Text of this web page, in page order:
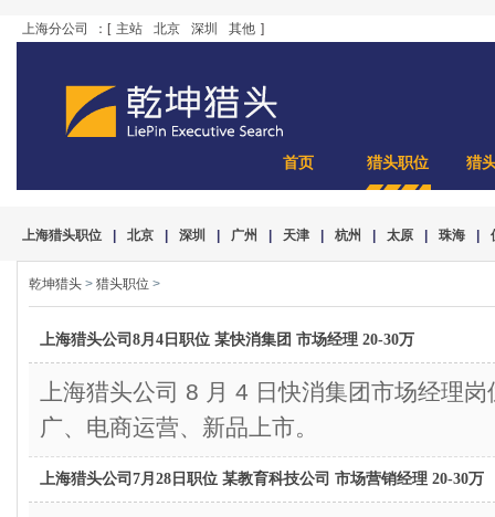
上海分公司 ：[ 主站 北京 深圳 其他 ]
首页 猎头职位 猎
上海猎头职位 北京 深圳 广州 天津 杭州 太原 珠海
乾坤猎头 > 猎头职位 >
上海猎头公司8月4日职位 某快消集团 市场经理 20-30万
上海猎头公司 8 月 4 日快消集团市场经理
广、电商运营、新品上市。
上海猎头公司7月28日职位 某教育科技公司 市场营销经理 20-30万